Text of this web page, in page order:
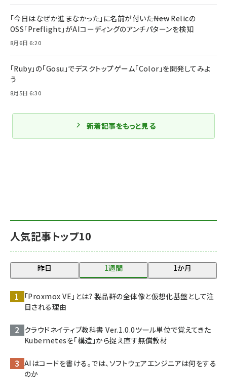
人気記事トップ10
昨日 1週間 1か月
「Proxmox VE」とは? 製品群の全体像と仮想化基盤として注
目される理由
クラウドネイティブ教科書 Ver.1.0.0――ツール単位で覚えてきた
Kubernetesを「構造」から捉え直す無償教材
AIはコードを書ける。では、ソフトウェアエンジニアは何をする
のか
「今日はなぜか進まなかった」に名前が付いた――New Relicの
OSS「Preflight」がAIコーディングのアンチパターンを検知
8月6日 6:20
「Ruby」の「Gosu」でデスクトップゲーム「Color」を開発してみよ
う
8月5日 6:30
新着記事をもっと見る